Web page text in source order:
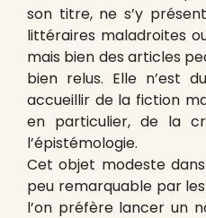
son titre, ne s’y
littéraires maladroites
mais bien des articles
bien relus. Elle n’est
accueillir de la fiction
en particulier, de la
l’épistémologie.
Cet objet modeste
peu remarquable par
l’on préfère lancer un